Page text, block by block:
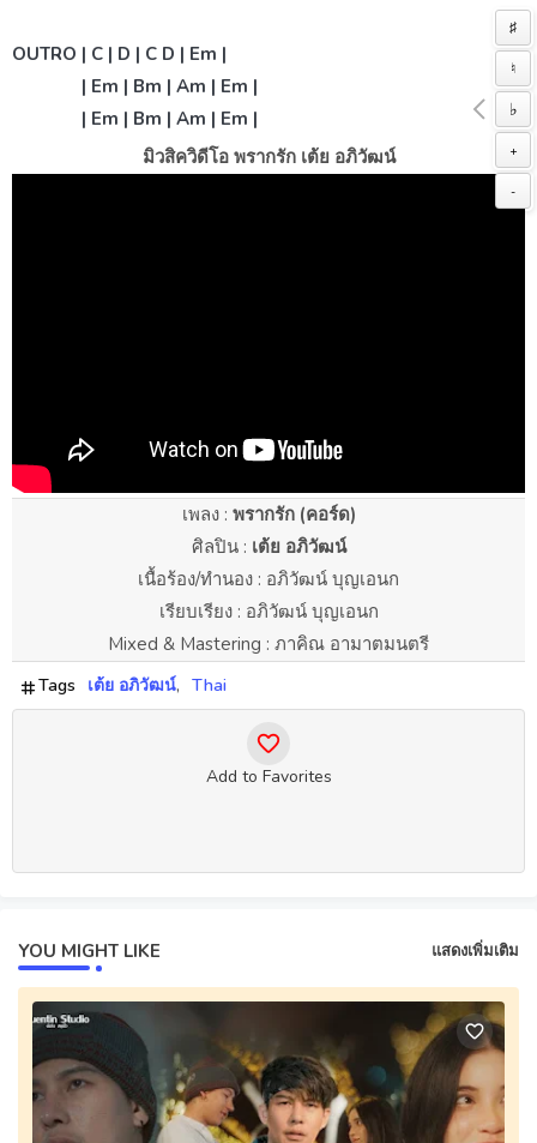
OUTRO | C | D | C D | Em |
| Em | Bm | Am | Em |
| Em | Bm | Am | Em |
มิวสิควิดีโอ พรากรัก เต้ย อภิวัฒน์
เพลง : พรากรัก (คอร์ด)
ศิลปิน : เต้ย อภิวัฒน์
เนื้อร้อง/ทำนอง : อภิวัฒน์ บุญเอนก
เรียบเรียง : อภิวัฒน์ บุญเอนก
Mixed & Mastering : ภาคิณ อามาตมนตรี
Tags เต้ย อภิวัฒน์ Thai
Add to Favorites
YOU MIGHT LIKE แสดงเพิ่มเติม
♯
♮
♭
+
-